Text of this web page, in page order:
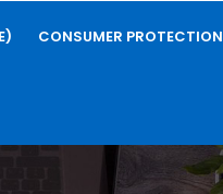
CONSUMER PROTECTION